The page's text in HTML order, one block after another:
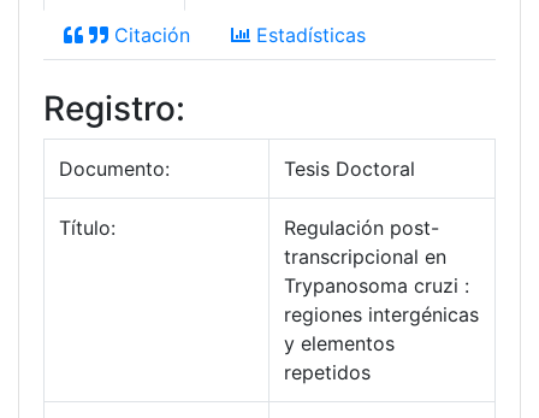
Citación Estadísticas
Registro:
Documento: Tesis Doctoral
Título:
Regulación post-
transcripcional en
Trypanosoma cruzi :
regiones intergénicas
y elementos
repetidos